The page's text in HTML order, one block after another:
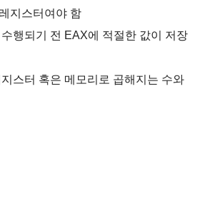
지스터여야 함
행되기 전 EAX에 적절한 값이 저장
스터 혹은 메모리로 곱해지는 수와